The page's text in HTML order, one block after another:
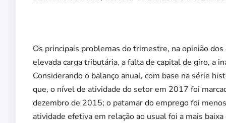
Os principais problemas do trimestre, na opinião
elevada carga tributária, a falta de capital de giro, a
Considerando o balanço anual, com base na série
que, o nível de atividade do setor em 2017 foi
dezembro de 2015; o patamar do emprego foi
atividade efetiva em relação ao usual foi a mais